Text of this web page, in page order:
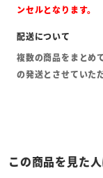
ンセルとなります。
複数の商品をまとめ
の発送とさせていた
この商品を見た